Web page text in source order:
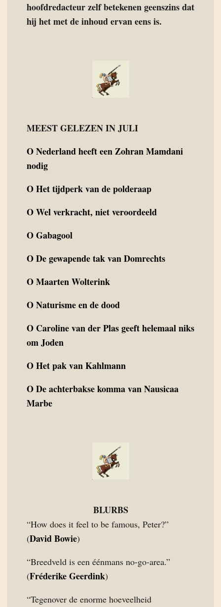
hoofdredacteur zelf betekenen geenszins dat
hij het met de inhoud ervan eens is.
MEEST GELEZEN IN JULI
ONederland heeft een Zohran Mamdani
nodig
OHet tijdperk van de polderaap
OWel verkracht, niet veroordeeld
OGabagool
ODe gewapende tak van Domrechts
OMaarten Wolterink
ONaturisme en de dood
O Caroline van der Plas geeft helemaal niks
om Joden
OHet pak van Kahlmann
ODe achterbakse komma van Nausicaa
Marbe
BLURBS
“How does it feel to be famous, Peter?”
(David Bowie)
“Breedveld is een éénmans no-go-area.”
(Fréderike Geerdink)
“Tegenover de enorme hoeveelheid